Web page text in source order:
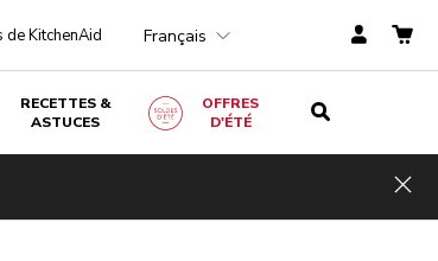
KitchenAid Français
RECETTES &
ASTUCES
OFFRES
D'ÉTÉ